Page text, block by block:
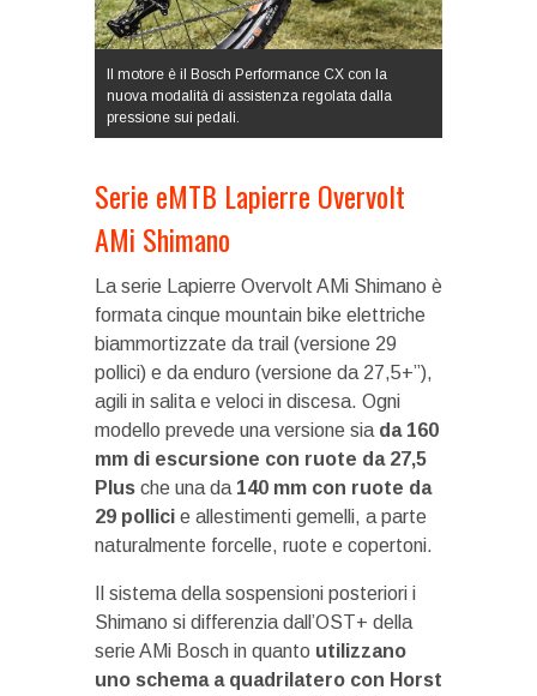
Il motore è il Bosch Performance CX con la
nuova modalità di assistenza regolata dalla
pressione sui pedali.
Serie eMTB Lapierre Overvolt
AMi Shimano
La serie Lapierre Overvolt AMi Shimano è
formata cinque mountain bike elettriche
biammortizzate da trail (versione 29
pollici) e da enduro (versione da 27,5+”),
agili in salita e veloci in discesa. Ogni
modello prevede una versione sia da 160
mm di escursione con ruote da 27,5
Plus che una da 140 mm con ruote da
29 pollici e allestimenti gemelli, a parte
naturalmente forcelle, ruote e copertoni.
Il sistema della sospensioni posteriori i
Shimano si differenzia dall’OST+ della
serie AMi Bosch in quanto utilizzano
uno schema a quadrilatero con Horst